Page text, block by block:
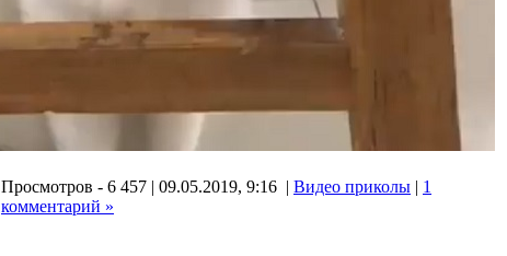
Просмотров - 6 457 | 09.05.2019, 9:16 | Видео приколы | 1
комментарий »